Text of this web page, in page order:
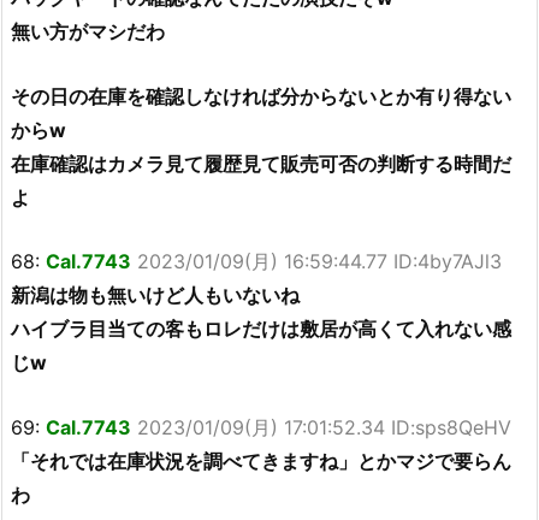
無い方がマシだわ
その日の在庫を確認しなければ分からないとか有り得ない
からw
在庫確認はカメラ見て履歴見て販売可否の判断する時間だ
よ
68: Cal.7743 2023/01/09(月) 16:59:44.77 ID:4by7AJl3
新潟は物も無いけど人もいないね
ハイブラ目当ての客もロレだけは敷居が高くて入れない感
じw
69: Cal.7743 2023/01/09(月) 17:01:52.34 ID:sps8QeHV
「それでは在庫状況を調べてきますね」とかマジで要らん
わ